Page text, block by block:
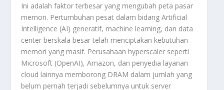
Ini adalah faktor terbesar yang mengubah peta pasar
memori. Pertumbuhan pesat dalam bidangArtificial
Intelligence (AI) generatif, machine learning, dan data
center berskala besar telah menciptakan kebutuhan
memori yang masif. Perusahaan hyperscaler seperti
Microsoft (OpenAI), Amazon, dan penyedia layanan
cloud lainnya memborong DRAM dalam jumlah yang
belum pernah terjadi sebelumnya untuk server